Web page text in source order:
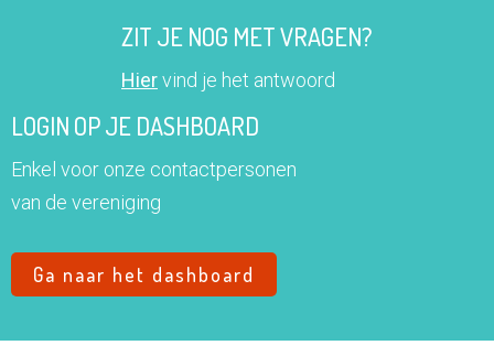
ZIT JE NOG MET VRAGEN?
Hiervind je het antwoord
LOGIN OP JE DASHBOARD
Enkel voor onze contactpersonen
van de vereniging
Ga naar het dashboard